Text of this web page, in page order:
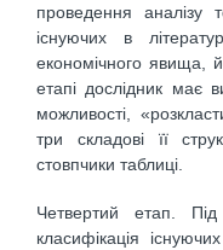
проведення аналізу
існуючих в
економічного явища,
етапі дослідник має
можливості,
три складові її
стовпчики таблиці.
Четвертий етап.
класифікація